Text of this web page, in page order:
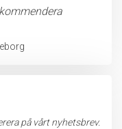
på vårt nyhetsbrev.